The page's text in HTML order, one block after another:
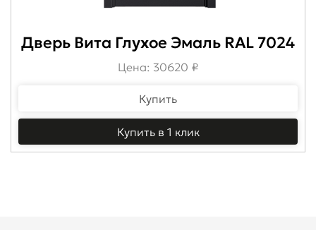
Дверь Вита Глухое Эмаль RAL 7024
Цена: 30620 ₽
Купить
Купить в 1 клик